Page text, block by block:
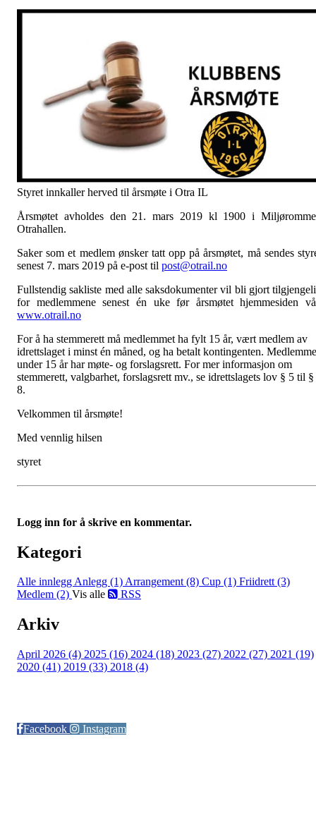
Styret innkaller herved til årsmøte i Otra IL
Årsmøtet avholdes den 21. mars 2019 kl 1900 i
Otrahallen.
Saker som et medlem ønsker tatt opp på årsmøtet, må sendes
senest 7. mars 2019 på e-post til post@otrail.no
Fullstendig sakliste med alle saksdokumenter vil bli gjort
for medlemmene senest én uke før årsmøtet hjemmesiden
www.otrail.no
For å ha stemmerett må medlemmet ha fylt 15 år, vært medlem av
idrettslaget i minst én måned, og ha betalt kontingenten.
under 15 år har møte- og forslagsrett. For mer informasjon om
stemmerett, valgbarhet, forslagsrett mv., se idrettslagets lov § 5 til §
8.
Velkommen til årsmøte!
Med vennlig hilsen
styret
Logg inn for å skrive en kommentar.
Kategori
Alle innleggAnlegg (1)Arrangement (8) Cup (1) Friidrett (3)
Medlem (2) Vis alle RSS
Arkiv
April 2026 (4) 2025 (16) 2024 (18) 2023 (27) 2022 (27) 2021 (19)
2020 (41) 2019 (33) 2018 (4)
Facebook
Instagram